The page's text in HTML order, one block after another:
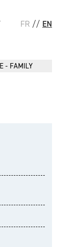
FR // EN
- FAMILY